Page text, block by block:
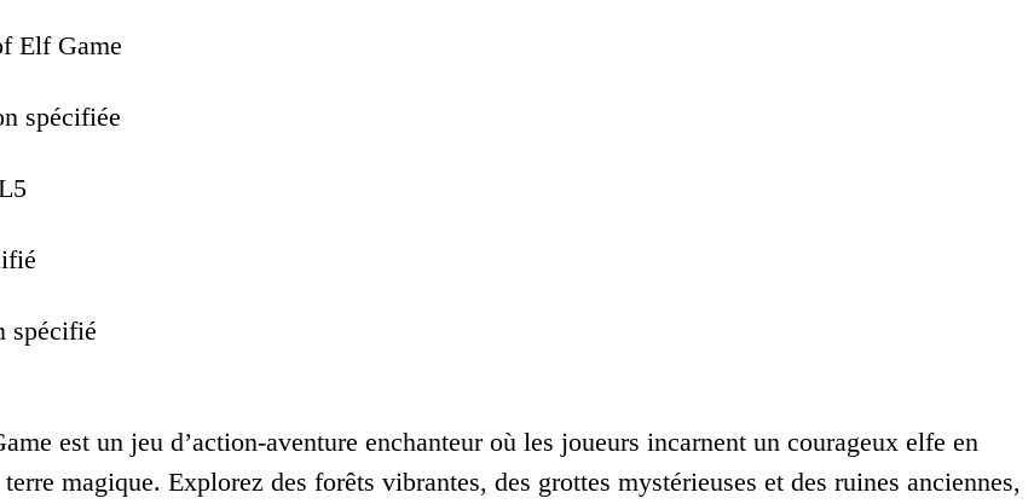
Elf Game
spécifiée
spécifié
est un jeu d’action-aventure enchanteur où les joueurs incarnent un courageux elfe en
magique. Explorez des forêts vibrantes, des grottes mystérieuses et des ruines anciennes,